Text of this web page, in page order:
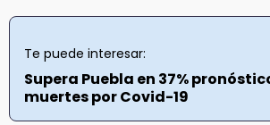
Te puede interesar:
Supera Puebla en 37%
muertes por Covid-19